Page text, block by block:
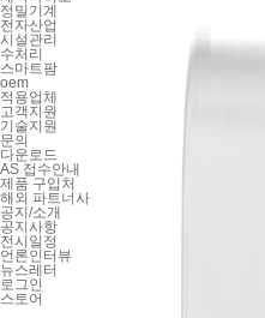
정밀기계
전자산업
시설관리
수처리
스마트팜
oem
적용업체
고객지원
기술지원
문의
다운로드
AS 접수안내
제품 구입처
해외 파트너사
공지/소개
공지사항
전시일정
언론인터뷰
뉴스레터
로그인
스토어